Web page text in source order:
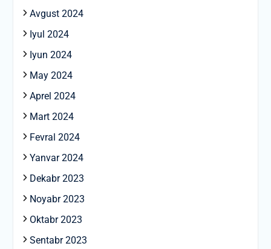
Avgust 2024
Iyul 2024
Iyun 2024
May 2024
Aprel 2024
Mart 2024
Fevral 2024
Yanvar 2024
Dekabr 2023
Noyabr 2023
Oktabr 2023
Sentabr 2023